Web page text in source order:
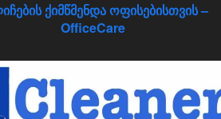
ქიმწმენდა ოფისებისთვის –
OfficeCare